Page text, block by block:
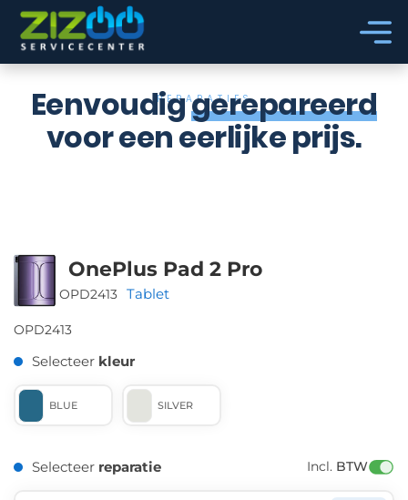
Ga naar hoofdinhoud
Ga naar voettekst
REPARATIES
Eenvoudiggerepareerd
voor een eerlijke prijs.
OnePlus Pad 2 Pro
OPD2413 Tablet
OPD2413
Selecteer kleur
BLUE SILVER
Selecteer reparatie Incl. BTW